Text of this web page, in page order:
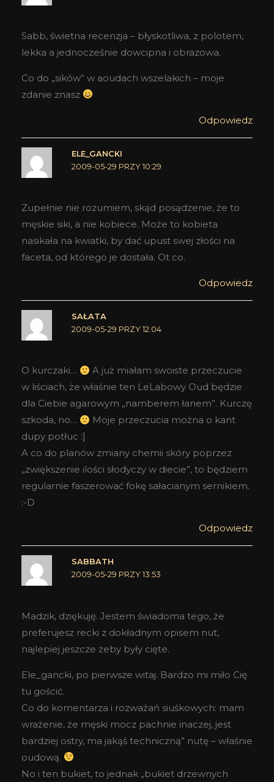
Sabb, świetna recenzja – błyskotliwa, z polotem,
lekka a jednocześnie dowcipna i obrazowa.
Co do „sików” w aoudach wszelakich – moje
zdanie znasz
Odpowiedz
ELE_GANCKI
2009-05-29 PRZY 10:29
Zupełnie nie rozumiem, skąd posądzenie, że to
męskie siki, a nie kobiece. Może to kobieta
nasikała na kwiatki, by dać upust swej złości na
faceta, od którego je dostała. Ot co.
Odpowiedz
SAŁATA
2009-05-29 PRZY 12:04
O kurczaki…
A już miałam swoiste przeczucie
w liściach, że właśnie ten LeLabowy Oud będzie
dla Ciebie agarowym „namberem łanem”. Kurczę
szkoda, no…
Moje przeczucia można o kant
dupy potłuc :]
A co do planów zmiany chemii skóry poprzez
„zwiększenie ilości słodyczy w diecie”, to będziem
regularnie faszerować fokę sałacianym sernikiem.
;-D
Odpowiedz
SABBATH
2009-05-29 PRZY 13:53
Madzik, dziękuję. Jestem świadoma tego, że
preferujesz recki z dokładnym opisem nut,
najlepiej jeszcze żeby były cięte.
Ele_gancki, po pierwsze witaj. Bardzo mi miło Cię
tu gościć.
Co do komentarza i rozważań siuśkowych: mam
wrażenie, że męski mocz pachnie inaczej, jest
bardziej ostry, ma jakąś techniczną” nutę – właśnie
oudową.
No i ten bukiet, to jednak „bukiet drzewnych